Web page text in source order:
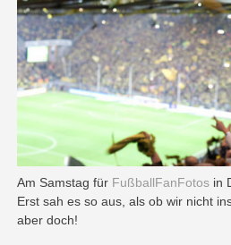
Am Samstag für FußballFanFotosin
Erst sah es so aus, als ob wir nicht
aber doch!